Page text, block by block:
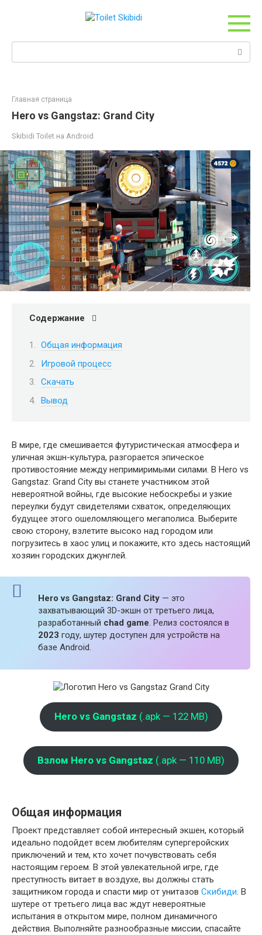
Поиск:
Главная страница
Hero vs Gangstaz: Grand City
Skibidi Toilet на Android
Содержание
Общая информация
Игровой процесс
Скачать
Вывод
В мире, где смешивается футуристическая атмосфера и
уличная экшн-культура, разгорается эпическое
противостояние между непримиримыми силами. В Hero vs
Gangstaz: Grand City вы станете участником этой
невероятной войны, где высокие небоскребы и узкие
переулки будут свидетелями схваток, определяющих
будущее этого ошеломляющего мегаполиса. Выберите
свою сторону, взлетите высоко над городом или
погрузитесь в хаос улиц и покажите, кто здесь настоящий
хозяин городских джунглей.
Hero vs Gangstaz: Grand City — это
захватывающий 3D-экшн от третьего лица,
разработанный chad game. Релиз состоялся в
2023 году, шутер доступен для устройств на
базе Android.
Hero vs Gangstaz (.apk — 122 MB)
Взлом Hero vs Gangstaz (.apk — 110 MB)
Общая информация
Проект представляет собой интересный экшен, который
идеально подойдет всем любителям супергеройских
приключений и тем, кто хочет почувствовать себя
настоящим героем. В этой увлекательной игре, где
преступность витает в воздухе, вы должны стать
защитником города и спасти мир от унитазов Скибиди. В
шутере от третьего лица вас ждут невероятные
испытания в открытом мире, полном динамичного
действия. Выполняйте разнообразные миссии, спасайте